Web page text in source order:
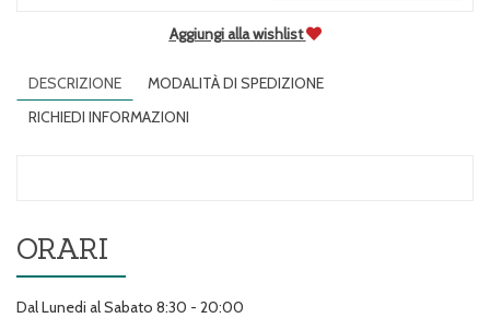
Aggiungi alla wishlist
DESCRIZIONE
MODALITÀ DI SPEDIZIONE
RICHIEDI INFORMAZIONI
ORARI
Dal Lunedi al Sabato 8:30 - 20:00